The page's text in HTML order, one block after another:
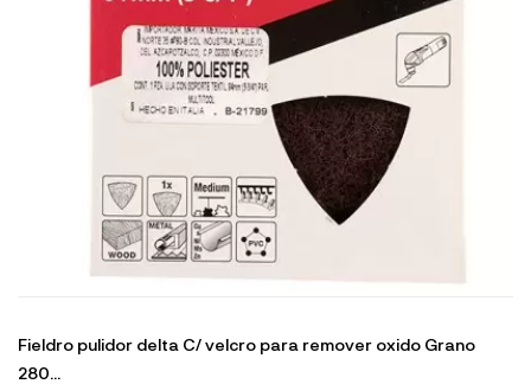
Fieldro pulidor delta C/ velcro para remover oxido Grano
280...